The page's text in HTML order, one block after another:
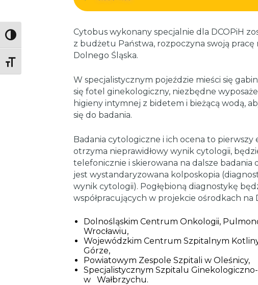
Toggle High Contrast
Toggle Font size
Cytobus wykonany specjalnie dla DCOPiH
z budżetu Państwa, rozpoczyna swoją
Dolnego Śląska.
W specjalistycznym pojeździe mieści się
się fotel ginekologiczny, niezbędne
higieny intymnej z bidetem i bieżącą wodą,
się do badania.
Badania cytologiczne i ich ocena to pierwszy
otrzyma nieprawidłowy wynik cytologii,
telefonicznie i skierowana na dalsze
jest wystandaryzowana kolposkopia
wynik cytologii). Pogłębioną diagnostykę
współpracujących w projekcie ośrodkach na
Dolnośląskim Centrum Onkologii,
Wrocławiu,
Wojewódzkim Centrum Szpitalnym
Górze,
Powiatowym Zespole Szpitali w Oleśnicy,
Specjalistycznym Szpitalu Ginekologiczno-
w Wałbrzychu.